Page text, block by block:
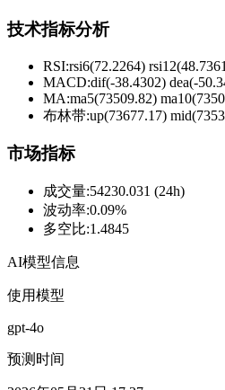
技术指标分析
RSI:rsi6(72.2264)
MACD:dif(-38.4302) dea(-
MA:ma5(73509.82)
布林带:up(73677.17)
市场指标
成交量:54230.031 (24h)
波动率:0.09%
多空比:1.4845
AI模型信息
使用模型
gpt-4o
预测时间